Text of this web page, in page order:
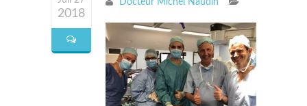
2018
Docteur Michel Naudin